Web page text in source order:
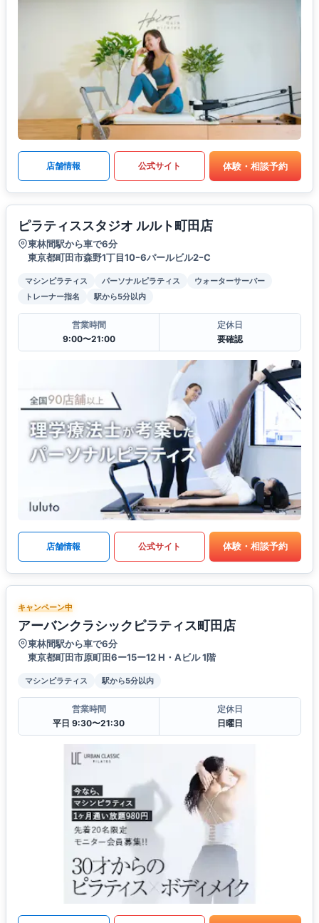
店舗情報 公式サイト 体験・相談予約
ピラティススタジオ ルルト町田店
東林間駅から車で6分
東京都町田市森野1丁目10ｰ6パールビル2ｰC
マシンピラティス パーソナルピラティス
ウォーターサーバー
トレーナー指名
駅から5分以内
営業時間
9:00〜21:00
定休日
要確認
店舗情報 公式サイト 体験・相談予約
キャンペーン中
アーバンクラシックピラティス町田店
東林間駅から車で6分
東京都町田市原町田6ー15ー12 H・Aビル 1階
マシンピラティス 駅から5分以内
営業時間
平日 9:30〜21:30
定休日
日曜日